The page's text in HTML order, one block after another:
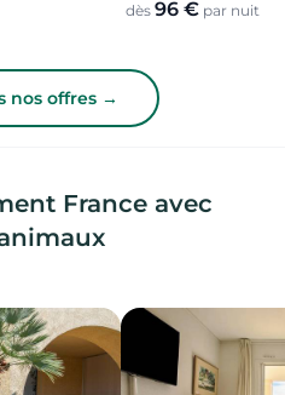
dès 96 € par nuit
nos offres →
France avec